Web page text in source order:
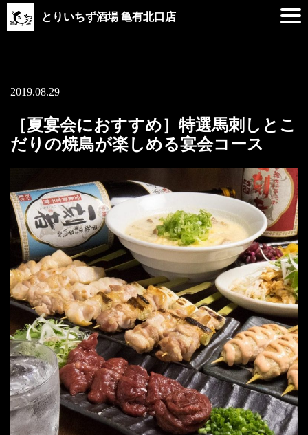
とりいちず酒場 亀有北口店
2019.08.29
［夏宴会におすすめ］特選馬刺しとこ
だりの焼鳥が楽しめる宴会コース